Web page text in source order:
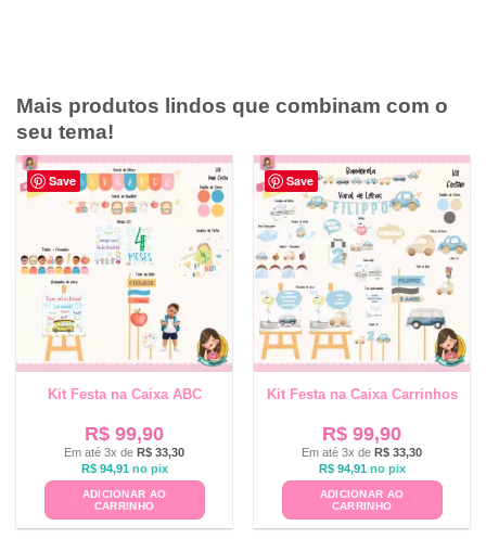
Mais produtos lindos que combinam com o
seu tema!
Save
Kit Festa na Caixa ABC
R$ 99,90
Em até 3x de R$ 33,30
R$94,91 no pix
ADICIONAR AO
CARRINHO
Save
Kit Festa na Caixa Carrinhos
R$ 99,90
Em até 3x de R$ 33,30
R$94,91 no pix
ADICIONAR AO
CARRINHO